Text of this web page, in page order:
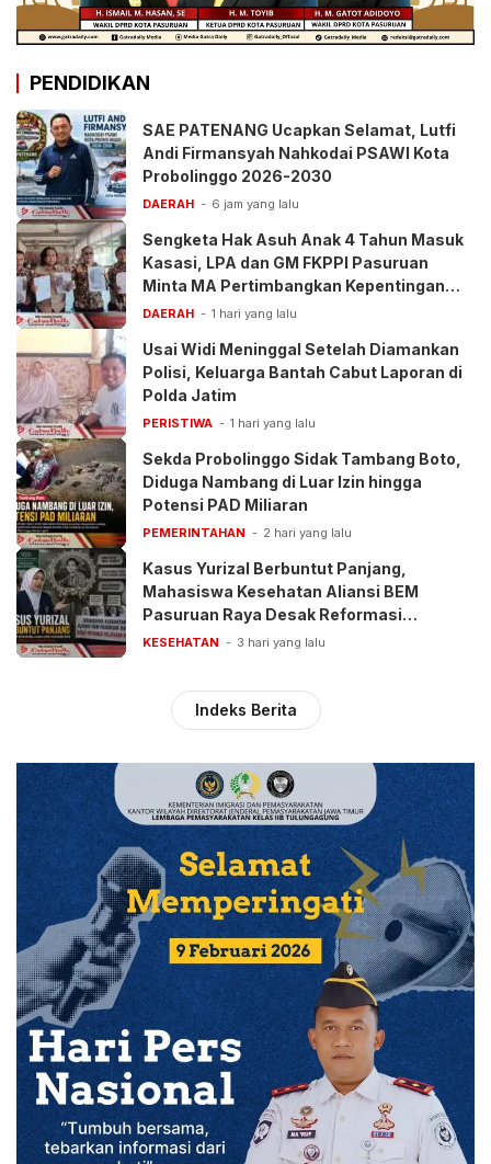
PENDIDIKAN
SAE PATENANG Ucapkan Selamat, Lutfi
Andi Firmansyah Nahkodai PSAWI Kota
Probolinggo 2026-2030
DAERAH 6 jam yang lalu
Sengketa Hak Asuh Anak 4 Tahun Masuk
Kasasi, LPA dan GM FKPPI Pasuruan
Minta MA Pertimbangkan Kepentingan
Anak
DAERAH 1 hari yang lalu
Usai Widi Meninggal Setelah Diamankan
Polisi, Keluarga Bantah Cabut Laporan di
Polda Jatim
PERISTIWA 1 hari yang lalu
Sekda Probolinggo Sidak Tambang Boto,
Diduga Nambang di Luar Izin hingga
Potensi PAD Miliaran
PEMERINTAHAN 2 hari yang lalu
Kasus Yurizal Berbuntut Panjang,
Mahasiswa Kesehatan Aliansi BEM
Pasuruan Raya Desak Reformasi
Pelayanan BPJS
KESEHATAN 3 hari yang lalu
Indeks Berita